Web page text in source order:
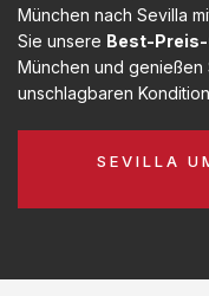
München nach Sevilla
Sie unsere Best-
München und genießen
unschlagbaren
SEVILLA